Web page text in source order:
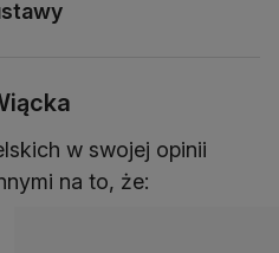
w swojej opinii
na to, że: